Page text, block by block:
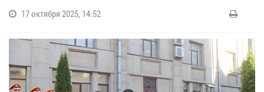
17 октября 2025, 14:52